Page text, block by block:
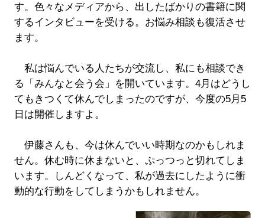
す。色々なメディアから、出したばかりの書籍に関
するインタビューを受ける。お悩み相談も復活させ
ます。
私は悩んでいる人たちが交流し、私にも相談でき
る「みんなと会う会」を開いています。4月はどうし
てもきつくて休んでしまったのですが、今度の5月5
日は開催しますよ。
伊藤さんも、今は休んでいい時期なのかもしれま
せん。休む時に休まないと、ぷっつっと切れてしま
います。しんどくなって、私が過去にしたように衝
動的な行動をしてしまうかもしれません。